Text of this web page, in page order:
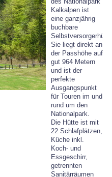
Kalkalpen ist
eine ganzjährig
buchbare
Sie liegt direkt an
der Passhöhe auf
gut 964 Metern
und ist der
perfekte
Ausgangspunkt
für Touren im und
rund um den
Nationalpark.
Die Hütte ist mit
22 Schlafplätzen,
Küche inkl.
Koch- und
Essgeschirr,
getrennten
Sanitärräumen